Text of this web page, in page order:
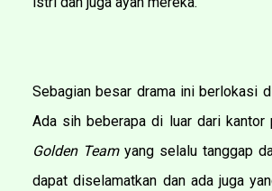
Sebagian besar drama ini berlokasi
Ada sih beberapa di luar dari kantor
Golden Teamyang selalu tanggap
dapat diselamatkan dan ada juga